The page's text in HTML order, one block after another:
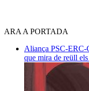
ARA A PORTADA
Aliança PSC-ERC-
que mira de reüll